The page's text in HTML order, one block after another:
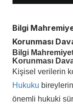
Bilgi
Korunması
Bilgi
Korunması
Kişisel verilerin
Hukuku
önemli hukuki